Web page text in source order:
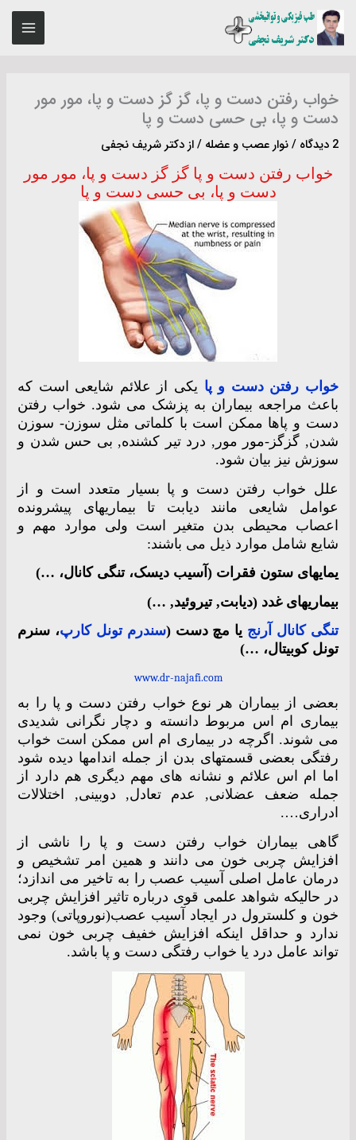
پرش
خواب رفتن دست و پا، گز گز دست و پا، مور مور
دست و پا، بی حسی دست و پا
2 دیدگاه /نوار عصب و عضله / ازدکتر شریف نجفی
خواب رفتن دست و پا گز گز دست و پا، مور مور
دست و پا، بی حسی دست و پا
خواب رفتن دست و پا یکی از علائم شایعی است که
باعث مراجعه بیماران به پزشک می شود. خواب رفتن
دست و پاها ممکن است با کلماتی مثل سوزن- سوزن
شدن, گزگز-مور مور, درد تیر کشنده, بی حس شدن و
سوزش نیز بیان شود.
علل خواب رفتن دست و پا بسیار متعدد است و از
عوامل شایعی مانند دیابت تا بیماریهای پیشرونده
اعصاب محیطی بدن متغیر است ولی موارد مهم و
شایع شامل موارد ذیل می باشند:
یمایهای ستون فقرات (آسیب دیسک، تنگی کانال، …)
بیماریهای غدد (دیابت, تیروئید, …)
تنگی کانال آرنج یا مچ دست (سندرم تونل کارپ، سنرم
تونل کوبیتال، …)
www.dr-najafi.com
بعضی از بیماران هر نوع خواب رفتن دست و پا را به
بیماری ام اس مربوط دانسته و دچار نگرانی شدیدی
می شوند. اگرچه در بیماری ام اس ممکن است خواب
رفتگی بعضی قسمتهای بدن از جمله اندامها دیده شود
اما ام اس علائم و نشانه های مهم دیگری هم دارد از
جمله ضعف عضلانی, عدم تعادل, دوبینی, اختلالات
ادراری….
گاهی بیماران خواب رفتن دست و پا را ناشی از
افزایش چربی خون می دانند و همین امر تشخیص و
درمان عامل اصلی آسیب عصب را به تاخیر می اندازد؛
در حالیکه شواهد علمی قوی درباره تاثیر افزایش چربی
خون و کلسترول در ایجاد آسیب عصب(نوروپاتی) وجود
ندارد و حداقل اینکه افزایش خفیف چربی خون نمی
تواند عامل درد یا خواب رفتگی دست و پا باشد.